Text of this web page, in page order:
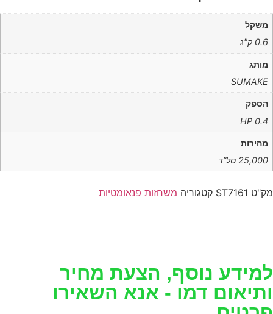
משקל
0.6 ק"ג
מותג
SUMAKE
הספק
0.4 HP
מהירות
25,000 סל”ד
מק"ט ST7161 קטגוריה משחזות פנאומטיות
למידע נוסף, הצעת מחיר
ותיאום דמו - אנא השאירו